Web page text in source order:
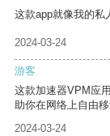
这款app就像我的私
2024-03-24
游客
这款加速器VPM应
助你在网络上自由移
2024-03-24